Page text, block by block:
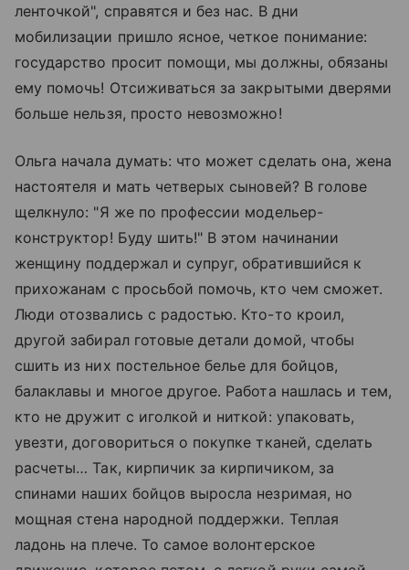
ленточкой", справятся и без нас. В дни
мобилизации пришло ясное, четкое понимание:
государство просит помощи, мы должны, обязаны
ему помочь! Отсиживаться за закрытыми дверями
больше нельзя, просто невозможно!
Ольга начала думать: что может сделать она, жена
настоятеля и мать четверых сыновей? В голове
щелкнуло: "Я же по профессии модельер-
конструктор! Буду шить!" В этом начинании
женщину поддержал и супруг, обратившийся к
прихожанам с просьбой помочь, кто чем сможет.
Люди отозвались с радостью. Кто-то кроил,
другой забирал готовые детали домой, чтобы
сшить из них постельное белье для бойцов,
балаклавы и многое другое. Работа нашлась и тем,
кто не дружит с иголкой и ниткой: упаковать,
увезти, договориться о покупке тканей, сделать
расчеты… Так, кирпичик за кирпичиком, за
спинами наших бойцов выросла незримая, но
мощная стена народной поддержки. Теплая
ладонь на плече. То самое волонтерское